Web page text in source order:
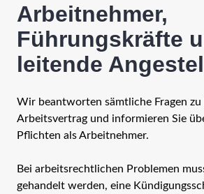
Arbeitnehmer,
Führungskräfte
leitende
Wir beantworten sämtliche Fragen zu
Arbeitsvertrag und informieren Sie
Pflichten als Arbeitnehmer.
Bei arbeitsrechtlichen Problemen
gehandelt werden, eine